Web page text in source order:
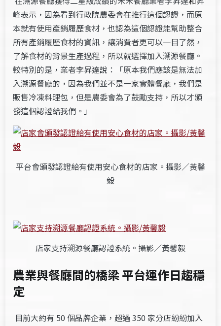
峰表示，因為看到行政院農委會在推行這個認證，而原
本就有使用產銷履歷食材，也認為這個認證能幫助整合
所有產銷履歷食材的資訊，讓消費者更可以一目了然，
了解食材的背景生產過程，所以就選擇加入溯源餐廳。
較特別的是，業者李昇達說：「原本我們應該是無法加
入溯源餐廳的，因為我們並不是一家實體餐廳，我們是
販售冷凍料理包，但是農委會為了鼓勵支持，所以才頒
發這個認證給我們。」
平台會頒發認證給有使用安心食材的店家。攝影／黃馨
毅
店家支持溯源餐廳認證系統。攝影／黃馨毅
農業與餐廳間的橋梁 平台運作日趨穩
定
目前大約有 50 個品牌企業，超過 350 家分店紛紛加入